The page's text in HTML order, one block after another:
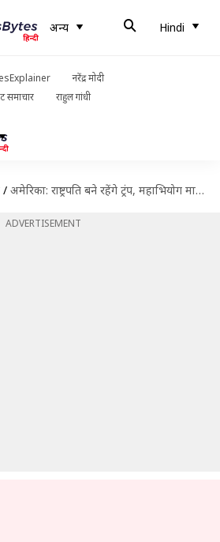
अन्य Hindi
नरेंद्र मोदी
समाचार राहुल गांधी
/ अमेरिका: राष्ट्रपति बने रहेंगे ट्रंप, महाभियोग मामले में सभी आरोपों से हुए बरी
ADVERTISEMENT